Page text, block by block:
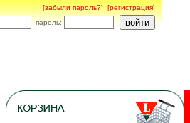
[забыли пароль?]
[регистрация]
пароль: